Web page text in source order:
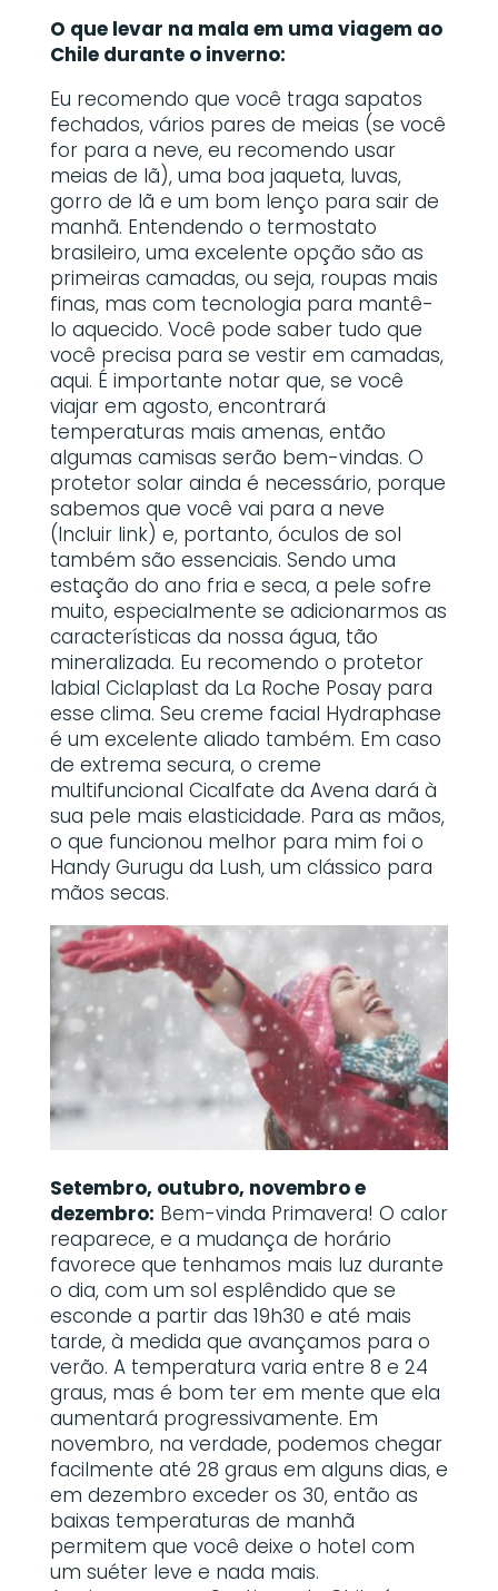
O que levar na mala em uma viagem ao
Chile durante o inverno:
Eu recomendo que você traga sapatos
fechados, vários pares de meias (se você
for para a neve, eu recomendo usar
meias de lã), uma boa jaqueta, luvas,
gorro de lã e um bom lenço para sair de
manhã. Entendendo o termostato
brasileiro, uma excelente opção são as
primeiras camadas, ou seja, roupas mais
finas, mas com tecnologia para mantê-
lo aquecido. Você pode saber tudo que
você precisa para se vestir em camadas,
aqui. É importante notar que, se você
viajar em agosto, encontrará
temperaturas mais amenas, então
algumas camisas serão bem-vindas. O
protetor solar ainda é necessário, porque
sabemos que você vai para a neve
(Incluir link) e, portanto, óculos de sol
também são essenciais. Sendo uma
estação do ano fria e seca, a pele sofre
muito, especialmente se adicionarmos as
características da nossa água, tão
mineralizada. Eu recomendo o protetor
labial Ciclaplast da La Roche Posay para
esse clima. Seu creme facial Hydraphase
é um excelente aliado também. Em caso
de extrema secura, o creme
multifuncional Cicalfate da Avena dará à
sua pele mais elasticidade. Para as mãos,
o que funcionou melhor para mim foi o
Handy Gurugu da Lush, um clássico para
mãos secas.
Setembro, outubro, novembro e
dezembro: Bem-vinda Primavera! O calor
reaparece, e a mudança de horário
favorece que tenhamos mais luz durante
o dia, com um sol esplêndido que se
esconde a partir das 19h30 e até mais
tarde, à medida que avançamos para o
verão. A temperatura varia entre 8 e 24
graus, mas é bom ter em mente que ela
aumentará progressivamente. Em
novembro, na verdade, podemos chegar
facilmente até 28 graus em alguns dias, e
em dezembro exceder os 30, então as
baixas temperaturas de manhã
permitem que você deixe o hotel com
um suéter leve e nada mais.